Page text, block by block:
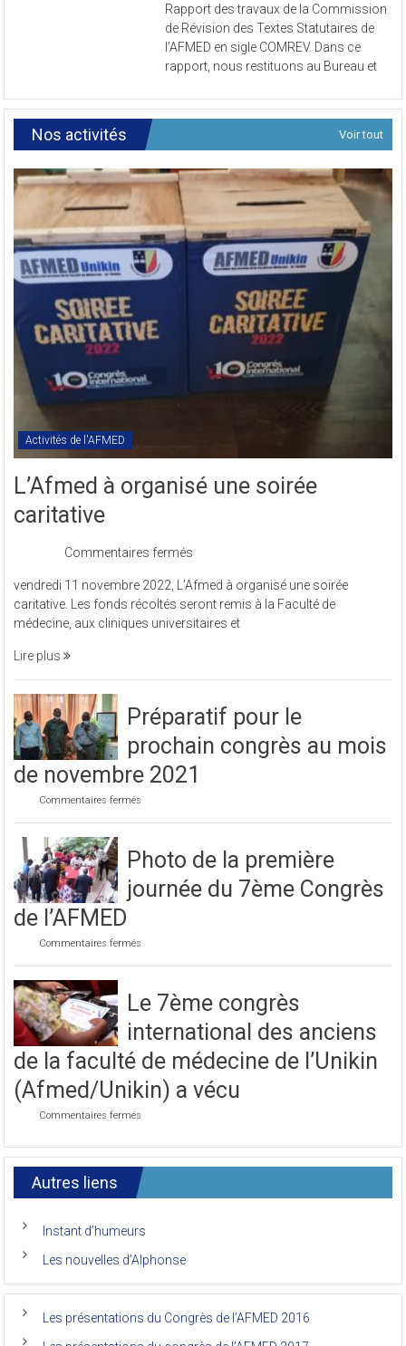
des
travaux
de
la
de
Révision
Textes
Statutaires
de
l’AFMED
en
sigle
COMREV.
Rapport des travaux de la Commission
de Révision des Textes Statutaires de
l’AFMED en sigle COMREV. Dans ce
rapport, nous restituons au Bureau et
Nos activités Voir tout
Activités de l'AFMED
L’Afmed à organisé une soirée
caritative
Commentaires fermés
à
organisé
une
vendredi 11 novembre 2022, L’Afmed à organisé une soirée
caritative. Les fonds récoltés seront remis à la Faculté de
médecine, aux cliniques universitaires et
Lire plus
Préparatif pour le
prochain congrès au mois
de novembre 2021
Commentaires fermés
prochain
congrès
au
mois
Photo de la première
journée du 7ème Congrès
de l’AFMED
Commentaires fermés
première
journée
du
7ème
Congrès
de
l’AFMED
Le 7ème congrès
international des anciens
de la faculté de médecine de l’Unikin
(Afmed/Unikin) a vécu
Commentaires fermés
congrès
international
anciens
la
de
de
(Afmed/Unikin)
Autres liens
Instant d’humeurs
Les nouvelles d’Alphonse
Les présentations du Congrès de l’AFMED 2016